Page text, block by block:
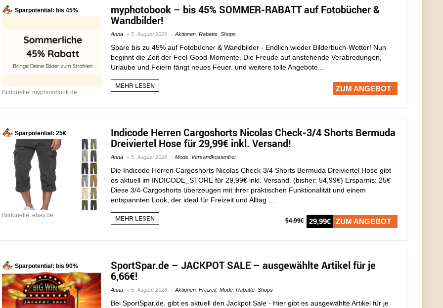
Sparpotential: bis 45%
Bildquelle: myphotobook.de
myphotobook – bis 45% SOMMER-RABATT auf Fotobücher &
Wandbilder!
Anna 5. August 2026 Aktionen Rabatte Shops
Spare bis zu 45% auf Fotobücher & Wandbilder - Endlich wieder Bilderbuch-Wetter! Nun
beginnt die Zeit der Feel-Good-Momente. Die Freude auf anstehende Verabredungen,
Urlaube und Feiern fängt neues Feuer. und weitere tolle Angebote...
MEHR LESEN ZUM ANGEBOT
Sparpotential: 25€
Bildquelle: ebay.de
Indicode Herren Cargoshorts Nicolas Check-3/4 Shorts Bermuda
Dreiviertel Hose für 29,99€ inkl. Versand!
Anna 5. August 2026 Mode Versandkostenfrei
Die Indicode Herren Cargoshorts Nicolas Check-3/4 Shorts Bermuda Dreiviertel Hose gibt
es aktuell im INDICODE_STORE für 29,99€ inkl. Versand. (bisher: 54,99€) Ersparnis: 25€
Diese 3/4-Cargoshorts überzeugen mit ihrer praktischen Funktionalität und einem
entspannten Look, der ideal für Freizeit und Alltag ...
MEHR LESEN 54,99€ 29,99€ ZUM ANGEBOT
Sparpotential: bis 90%
SportSpar.de – JACKPOT SALE – ausgewählte Artikel für je
6,66€!
Anna 5. August 2026 Aktionen Freizeit, Mode Rabatte Shops
Bei SportSpar.de. gibt es aktuell den Jackpot Sale - Hier gibt es ausgewählte Artikel für je